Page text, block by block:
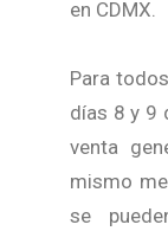
en CDMX.
Para
días 8 y 9
venta
mismo
se